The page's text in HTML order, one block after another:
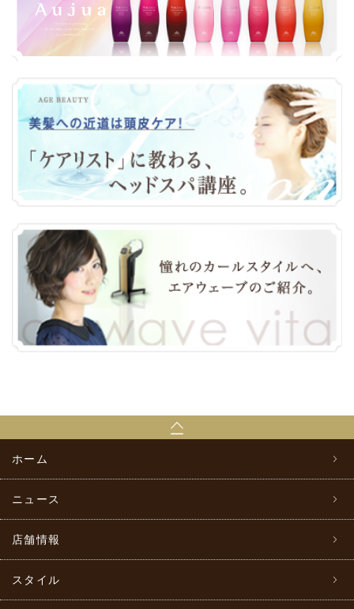
ホーム
ニュース
店舗情報
スタイル